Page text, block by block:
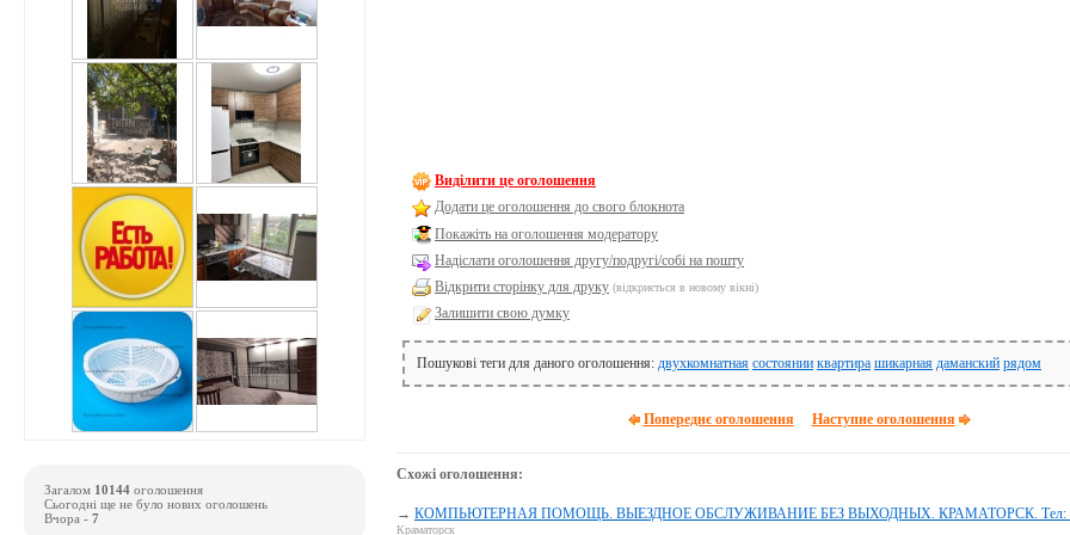
Виділити це оголошення
Додати це оголошення до свого блокнота
Покажіть на оголошення модератору
Надіслати оголошення другу/подругі/собі на пошту
Відкрити сторінку для друку (відкриється в новому вікні)
Залишити свою думку
Пошукові теги для даного оголошення: двухкомнатная состоянии квартира шикарная даманский рядом
Попереднє оголошення Наступне оголошення
Схожі оголошення:
→ КОМПЬЮТЕРНАЯ ПОМОЩЬ. ВЫЕЗДНОЕ ОБСЛУЖИВАНИЕ БЕЗ ВЫХОДНЫХ. КРАМАТОРСК. Тел:
Краматорск
Загалом 10144 оголошення
Сьогодні ще не було нових оголошень
Вчора - 7